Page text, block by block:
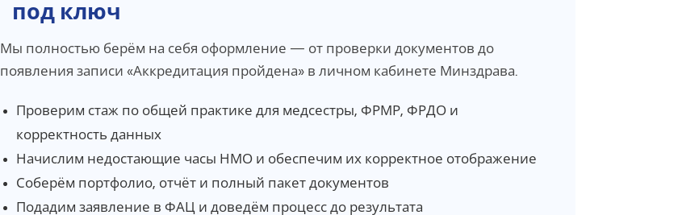
под ключ
Мы полностью берём на себя оформление — от проверки документов до
появления записи «Аккредитация пройдена» в личном кабинете Минздрава.
Проверим стаж по общей практике для медсестры, ФРМР, ФРДО и
корректность данных
Начислим недостающие часы НМО и обеспечим их корректное отображение
Соберём портфолио, отчёт и полный пакет документов
Подадим заявление в ФАЦ и доведём процесс до результата